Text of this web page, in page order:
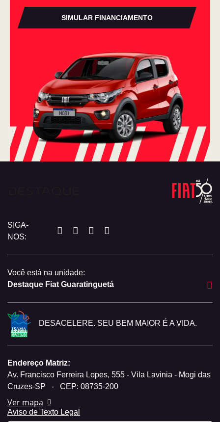
SIMULAR FINANCIAMENTO
SIGA-
NOS:
Você está na unidade:
Destaque Fiat Guaratinguetá
DESACELERE. SEU BEM MAIOR É A VIDA.
Endereço Matriz:
Av. Francisco Ferreira Lopes, 555 - Vila Lavinia - Mogi das
Cruzes-SP
- CEP: 08735-200
Ver mapa
Aviso de Texto Legal